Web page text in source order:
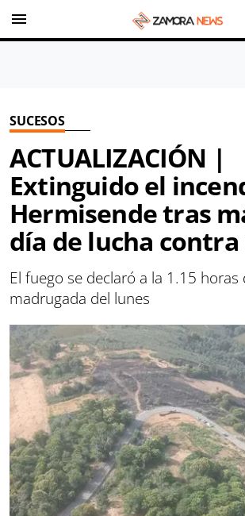
menu
SUCESOS
ACTUALIZACIÓN |
Extinguido el
Hermisende tras
día de lucha
El fuego se declaró a la 1.15 horas
madrugada del lunes